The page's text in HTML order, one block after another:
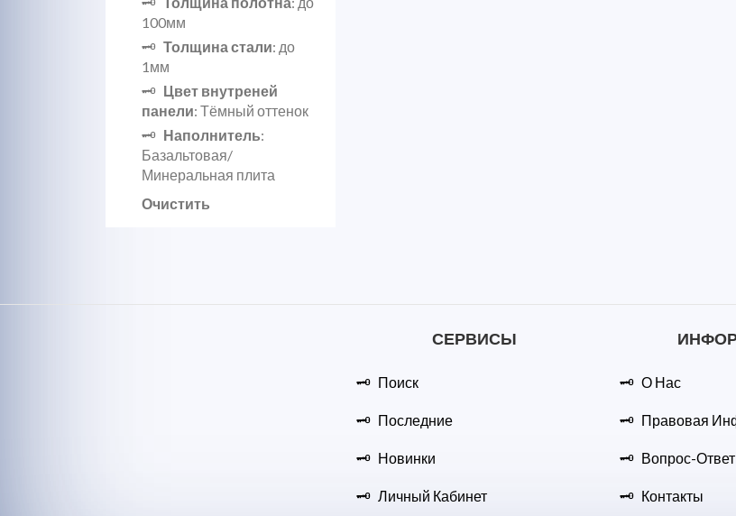
100мм
Толщина стали: до
1мм
Цвет внутреней
панели: Тёмный оттенок
Наполнитель:
Базальтовая/
Минеральная плита
Очистить
СЕРВИСЫ
Поиск
Последние
Новинки
Личный Кабинет
О Нас
Правовая
Вопрос-Ответ
Контакты